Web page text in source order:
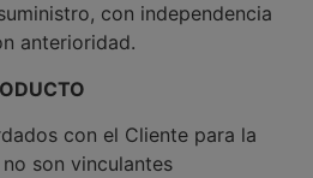
con independencia
anterioridad.
con el Cliente para la
son vinculantes